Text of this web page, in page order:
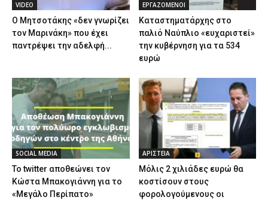
VIDEO
Ο Μητσοτάκης «δεν γνωρίζει
τον Μαρινάκη» που έχει
παντρέψει την αδελφή...
ΕΡΓΑΖΟΜΕΝΟΙ
Καταστηματάρχης στο
παλιό Ναύπλιο «ευχαριστεί»
την κυβέρνηση για τα 534
ευρώ
SOCIAL MEDIA
Το twitter αποθεώνει τον
Κώστα Μπακογιάννη για το
«Μεγάλο Περίπατο»
ΑΡΙΣΤΕΙΑ
Μόλις 2 χιλιάδες ευρώ θα
κοστίσουν στους
φορολογούμενους οι